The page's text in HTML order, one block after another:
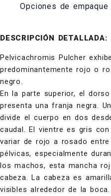
Opciones de
DESCRIPCIÓN DETALLADA:
Pelvicachromis Pulcher
predominantemente rojo o
negro.
En la parte superior, el
presenta una franja negra.
divide el cuerpo en dos
caudal. El vientre es gris
variar de rojo a rosado
pélvicas, especialmente
los machos, esta mancha
cabeza. La cabeza es
visibles alrededor de la boca.